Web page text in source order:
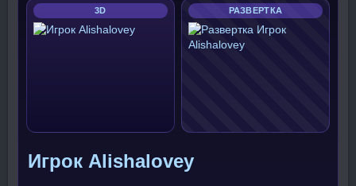
3D РАЗВЕРТКА
Игрок Alishalovey